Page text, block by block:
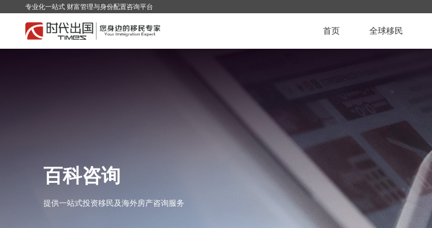
专业化一站式 财富管理与身份配置咨询平台
首页 全球移民
百科咨询
提供一站式投资移民及海外房产咨询服务